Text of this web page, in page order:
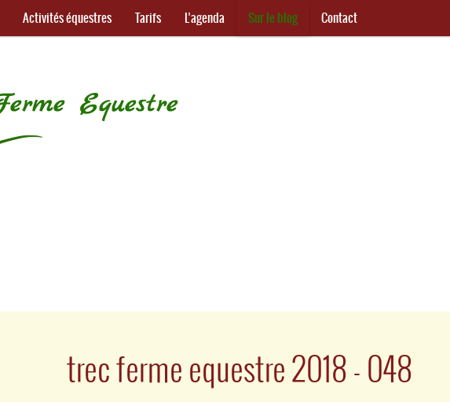
Activités équestres Tarifs L’agenda Sur le blog Contact
trec ferme equestre 2018 - 048